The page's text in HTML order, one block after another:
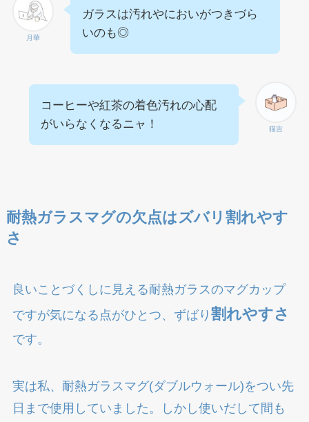
月華
ガラスは汚れやにおいがつきづら
いのも◎
猫吉
コーヒーや紅茶の着色汚れの心配
がいらなくなるニャ！
耐熱ガラスマグの欠点はズバリ割れやす
さ
良いことづくしに見える耐熱ガラスのマグカップ
ですが気になる点がひとつ、ずばり 割れやすさ
です。
実は私、耐熱ガラスマグ(ダブルウォール)をつい先
日まで使用していました。しかし使いだして間も